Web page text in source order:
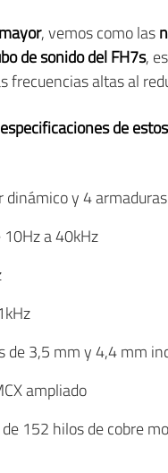
, vemos como las
de sonido del FH7s,
frecuencias altas al
especificaciones de
y 4
10Hz a 40kHz
de 3,5 mm y 4,4 mm
ampliado
152 hilos de cobre